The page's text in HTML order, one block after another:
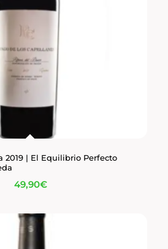
2019 | El Equilibrio Perfecto
49,90€